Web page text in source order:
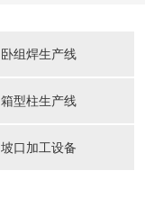
卧组焊生产线
箱型柱生产线
坡口加工设备